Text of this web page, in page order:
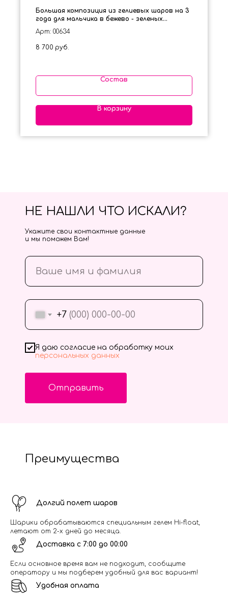
Большая композиция из гелиевых шаров на 3
года для мальчика в бежево - зеленых
Арт: 00634
8 700 руб.
Состав
В корзину
+7
Я даю согласие на обработку моих
персональных данных
Отправить
НЕ НАШЛИ ЧТО ИСКАЛИ?
Укажите свои контактные данные
и мы поможем Вам!
Преимущества
Долгий полет шаров
Шарики обрабатываются специальным гелем Hi-float,
летают от 2-х дней до месяца.
Доставка с 7:00 до 00:00
Если основное время вам не подходит, сообщите
оператору и мы подберем удобный для вас вариант!
Удобная оплата